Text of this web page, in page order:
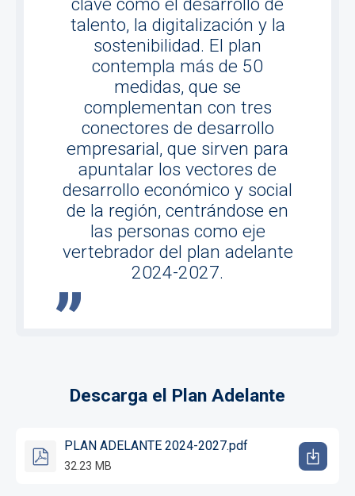
clave como el desarrollo de
talento, la digitalización y la
sostenibilidad. El plan
contempla más de 50
medidas, que se
complementan con tres
conectores de desarrollo
empresarial, que sirven para
apuntalar los vectores de
desarrollo económico y social
de la región, centrándose en
las personas como eje
vertebrador del plan adelante
2024-2027.
Descarga el Plan Adelante
PLAN ADELANTE 2024-2027.pdf
32.23 MB